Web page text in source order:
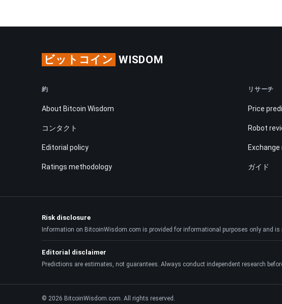
ビットコイン WISDOM
約
About Bitcoin Wisdom
コンタクト
Editorial policy
Ratings methodology
リサーチ
Price
Robot
ガイド
Risk disclosure
Information on BitcoinWisdom.com is provided for informational purposes only and
Editorial disclaimer
Predictions are estimates, not guarantees. Always conduct independent research
© 2026 BitcoinWisdom.com. All rights reserved.